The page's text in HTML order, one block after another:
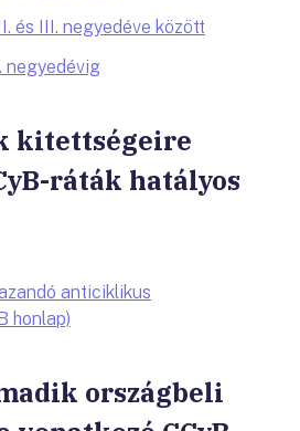
és III. negyedéve között
negyedévig
kitettségeire
ráták hatályos
anticiklikus
honlap)
országbeli